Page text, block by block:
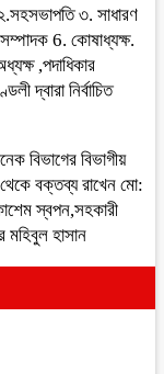
৩. সাধারণ
6. কোষাধ্যক্ষ.
,পদাধিকার
দ্বারা নির্বাচিত
বিভাগের বিভাগীয়
বক্তব্য রাখেন মো:
স্বপন,সহকারী
মহিবুল হাসান